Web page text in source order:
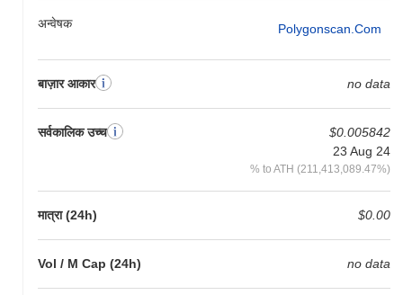
अन्वेषक Polygonscan.com
बाज़ार आकार no data
सर्वकालिक उच्च
$0.005842
23 Aug 24
% to ATH (211,413,089.47%)
मात्रा (24h) $0.00
Vol / M Cap (24h) no data